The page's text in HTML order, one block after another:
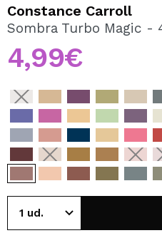
Ao criar uma conta no
compras rapidamente,
encomendas e consultar as
CRIAR
Constance Carroll
Sombra Turbo Magic -
4,99€